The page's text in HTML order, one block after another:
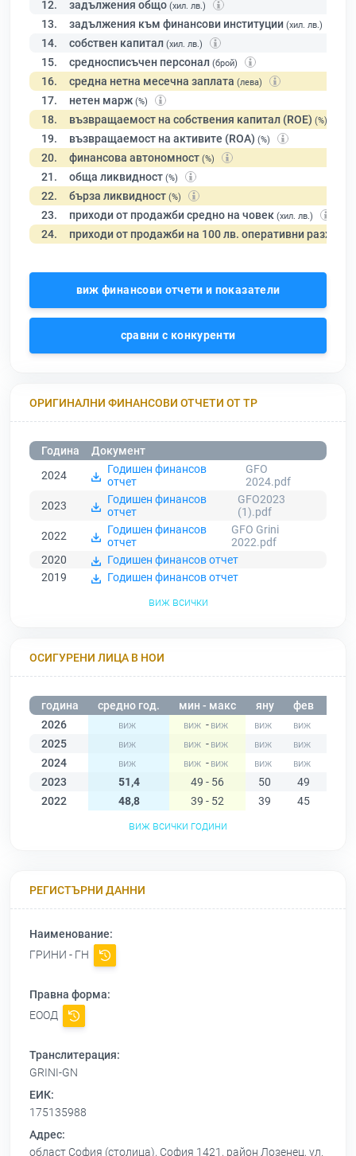
12. задължения общо (хил. лв.)
13. задължения към финансови институции (хил. лв.)
14. собствен капитал (хил. лв.)
15. средносписъчен персонал (брой)
16. средна нетна месечна заплата (лева)
17. нетен марж (%)
18. възвращаемост на собствения капитал (ROE) (%)
19. възвращаемост на активите (ROA) (%)
20. финансова автономност (%)
21. обща ликвидност (%)
22. бърза ликвидност (%)
23. приходи от продажби средно на човек (хил. лв.)
24. приходи от продажби на 100 лв. оперативни разходи
виж финансови отчети и показатели
сравни с конкуренти
ОРИГИНАЛНИ ФИНАНСОВИ ОТЧЕТИ ОТ ТР
Година
Документ
2024
Годишен финансов
отчет
GFO
2024.pdf
2023
Годишен финансов
отчет
GFO2023
(1).pdf
2022
Годишен финансов
отчет
GFO Grini
2022.pdf
2020
Годишен финансов отчет
2019
Годишен финансов отчет
виж всички
ОСИГУРЕНИ ЛИЦА В НОИ
година средно год. мин - макс яну фев
2026
-
2025
-
2024
-
2023
51,4 49 - 56 50 49
2022
48,8 39 - 52 39 45
виж всички години
РЕГИСТЪРНИ ДАННИ
Наименование:
ГРИНИ - ГН
Правна форма:
ЕООД
Транслитерация:
GRINI-GN
ЕИК:
175135988
Адрес:
област София (столица), София 1421, район Лозенец, ул.